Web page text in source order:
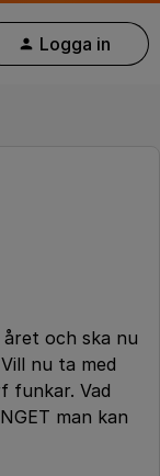
Logga in
och ska nu
nu ta med
funkar. Vad
man kan